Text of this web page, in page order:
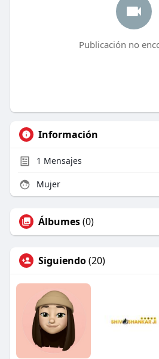
Publicación no
Información
1 Mensajes
Mujer
Álbumes(0)
Siguiendo(20)